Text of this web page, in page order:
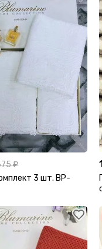
₽
3 шт. BP-